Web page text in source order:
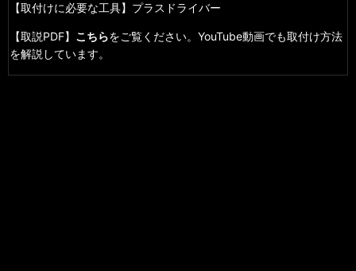
【取付けに必要な工具】プラスドライバー
【取説PDF】 こちらをご覧ください。YouTube動画でも取付け方法
を解説しています。